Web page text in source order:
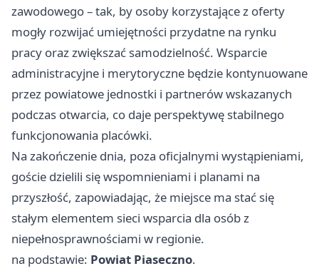
zawodowego – tak, by osoby korzystające z oferty
mogły rozwijać umiejętności przydatne na rynku
pracy oraz zwiększać samodzielność. Wsparcie
administracyjne i merytoryczne będzie kontynuowane
przez powiatowe jednostki i partnerów wskazanych
podczas otwarcia, co daje perspektywę stabilnego
funkcjonowania placówki.
Na zakończenie dnia, poza oficjalnymi wystąpieniami,
goście dzielili się wspomnieniami i planami na
przyszłość, zapowiadając, że miejsce ma stać się
stałym elementem sieci wsparcia dla osób z
niepełnosprawnościami w regionie.
na podstawie: Powiat Piaseczno.